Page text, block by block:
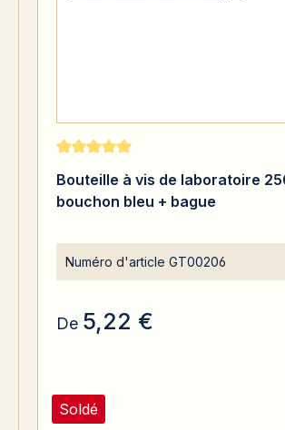
Soldé
Note moyenne de 5 sur 5 étoiles
Bouteille à vis de laboratoire
bouchon bleu + bague
Numéro d'article GT00206
De 5,22 €